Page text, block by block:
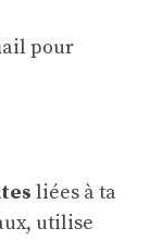
pour
liées à ta
utilise